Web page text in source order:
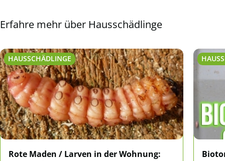
Erfahre mehr über Hausschädlinge
HAUSSCHÄDLINGE
Rote Maden / Larven in der Wohnung: